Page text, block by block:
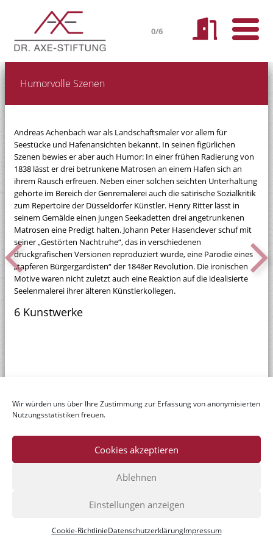
Wir würden uns über Ihre Zustimmung zur Erfassung von anonymisierten
Nutzungsstatistiken freuen.
Cookies akzeptieren
Ablehnen
Einstellungen anzeigen
Cookie-RichtlinieDatenschutzerklärungImpressum
0/6
Humorvolle Szenen
Andreas Achenbach war als Landschaftsmaler vor allem für
Seestücke und Hafenansichten bekannt. In seinen figürlichen
Szenen bewies er aber auch Humor: In einer frühen Radierung von
1838 lässt er drei betrunkene Matrosen an einem Hafen sich an
ihrem Rausch erfreuen. Neben einer solchen seichten Unterhaltung
gehörte im Bereich der Genremalerei auch die satirische Sozialkritik
zum Repertoire der Düsseldorfer Künstler. Henry Ritter lässt in
seinem Gemälde einen jungen Seekadetten drei angetrunkenen
Matrosen eine Predigt halten. Johann Peter Hasenclever schuf mit
seiner „Gestörten Nachtruhe“, das in verschiedenen
druckgrafischen Versionen reproduziert wurde, eine Parodie eines
„tapferen Bürgergardisten“ der 1848er Revolution. Die ironischen
Motive waren nicht zuletzt auch eine Reaktion auf die idealisierte
Seelenmalerei ihrer älteren Künstlerkollegen.
6 Kunstwerke